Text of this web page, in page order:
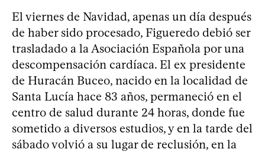
El viernes de Navidad, apenas un día después
de haber sido procesado, Figueredo debió ser
trasladado a la Asociación Española por una
descompensación cardíaca. El ex presidente
de Huracán Buceo, nacido en la localidad de
Santa Lucía hace 83 años, permaneció en el
centro de salud durante 24 horas, donde fue
sometido a diversos estudios, y en la tarde del
sábado volvió a su lugar de reclusión, en la